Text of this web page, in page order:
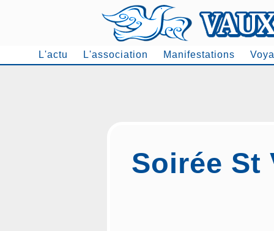
L'actu L'association Manifestations
Soirée St